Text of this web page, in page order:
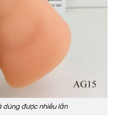
dùng được nhiều lần